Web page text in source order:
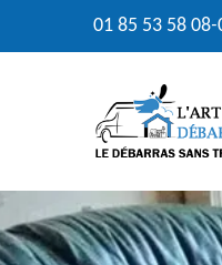
01 85 53 58 08-